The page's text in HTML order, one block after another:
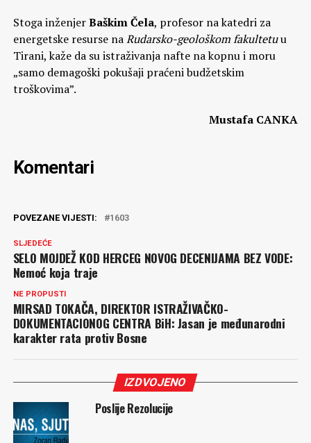
Stoga inženjerBaškim Čela, profesor na katedri za
energetske resurse naRudarsko-geološkom fakultetuu
Tirani, kaže da su istraživanja nafte na kopnu i moru
„samo demagoški pokušaji praćeni budžetskim
troškovima”.
Mustafa CANKA
Komentari
POVEZANE VIJESTI: 1603
SLJEDEĆE
SELO MOJDEŽ KOD HERCEG NOVOG DECENIJAMA BEZ VODE:
Nemoć koja traje
NE PROPUSTI
MIRSAD TOKAČA, DIREKTOR ISTRAŽIVAČKO-
DOKUMENTACIONOG CENTRA BiH: Jasan je međunarodni
karakter rata protiv Bosne
IZDVOJENO
Poslije Rezolucije